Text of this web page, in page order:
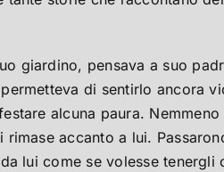
giardino, pensava a suo
di sentirlo ancora
alcuna paura.
accanto a lui.
lui come se volesse